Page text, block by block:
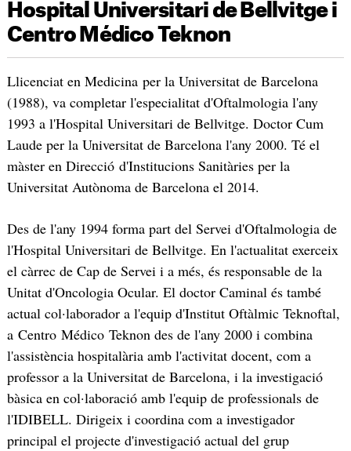
Hospital Universitari de Bellvitge i
Centro Médico Teknon
Llicenciat en Medicina per la Universitat de Barcelona
(1988), va completar l'especialitat d'Oftalmologia l'any
1993 a l'Hospital Universitari de Bellvitge. Doctor Cum
Laude per la Universitat de Barcelona l'any 2000. Té el
màster en Direcció d'Institucions Sanitàries per la
Universitat Autònoma de Barcelona el 2014.
Des de l'any 1994 forma part del Servei d'Oftalmologia de
l'Hospital Universitari de Bellvitge. En l'actualitat exerceix
el càrrec de Cap de Servei i a més, és responsable de la
Unitat d'Oncologia Ocular. El doctor Caminal és també
actual col·laborador a l'equip d'Institut Oftàlmic Teknoftal,
a Centro Médico Teknon des de l'any 2000 i combina
l'assistència hospitalària amb l'activitat docent, com a
professor a la Universitat de Barcelona, i la investigació
bàsica en col·laboració amb l'equip de professionals de
l'IDIBELL. Dirigeix i coordina com a investigador
principal el projecte d'investigació actual del grup